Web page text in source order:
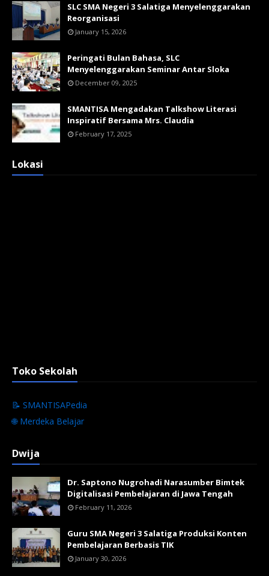
SLC SMA Negeri 3 Salatiga Menyelenggarakan
Reorganisasi
January 15, 2026
Peringati Bulan Bahasa, SLC
Menyelenggarakan Seminar Antar Sloka
December 09, 2025
SMANTISA Mengadakan Talkshow Literasi
Inspiratif Bersama Mrs. Claudia
February 17, 2025
Lokasi
Toko Sekolah
📝 SMANTISAPedia
🌐 Merdeka Belajar
Dwija
Dr. Saptono Nugrohadi Narasumber Bimtek
Digitalisasi Pembelajaran di Jawa Tengah
February 11, 2026
Guru SMA Negeri 3 Salatiga Produksi Konten
Pembelajaran Berbasis TIK
January 30, 2026